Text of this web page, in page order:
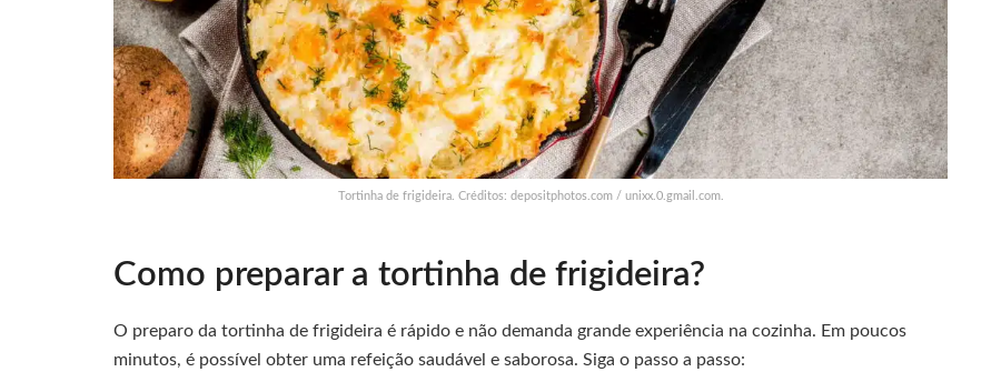
Tortinha de frigideira. Créditos: depositphotos.com / unixx.0.gmail.com.
Como preparar a tortinha de frigideira?
O preparo da tortinha de frigideira é rápido e não demanda grande experiência na cozinha. Em poucos
minutos, é possível obter uma refeição saudável e saborosa. Siga o passo a passo: